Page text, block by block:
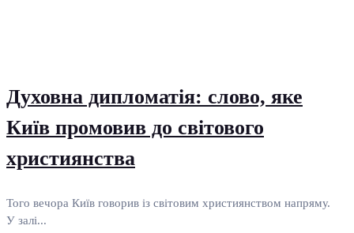
Духовна дипломатія: слово, яке
Київ промовив до світового
християнства
Того вечора Київ говорив із світовим християнством напряму.
У залі...